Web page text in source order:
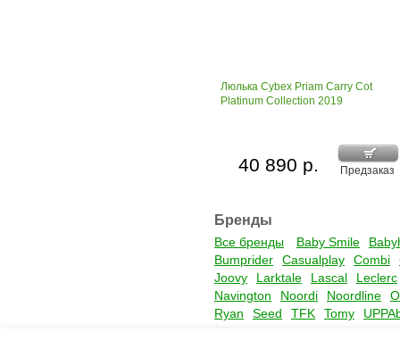
Люлька Cybex Priam Carry Cot
Platinum Collection 2019
Предзаказ
40 890 р.
Бренды
Все бренды Baby Smile
Bumprider
Casualplay Combi
Joovy
Larktale Lascal
Leclerc
Navington
Noordi Noordline
Ryan
Seed TFK Tomy